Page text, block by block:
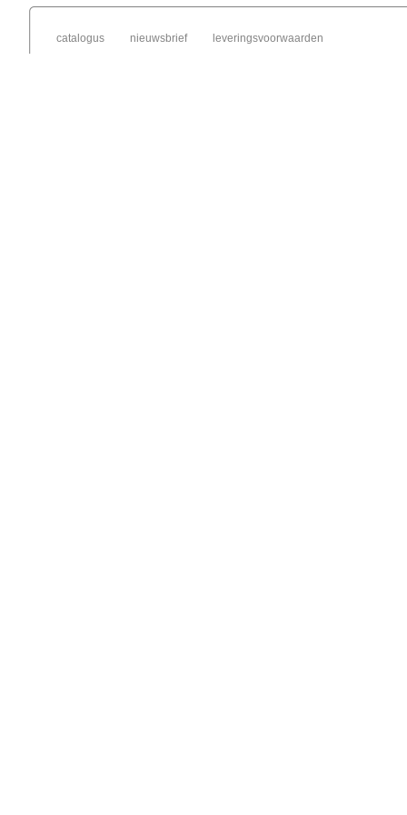
catalogus nieuwsbrief leveringsvoorwaarden